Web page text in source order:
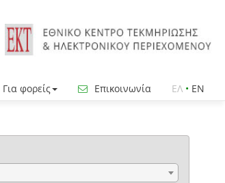
Για φορείς Επικοινωνία ΕΛ • EN